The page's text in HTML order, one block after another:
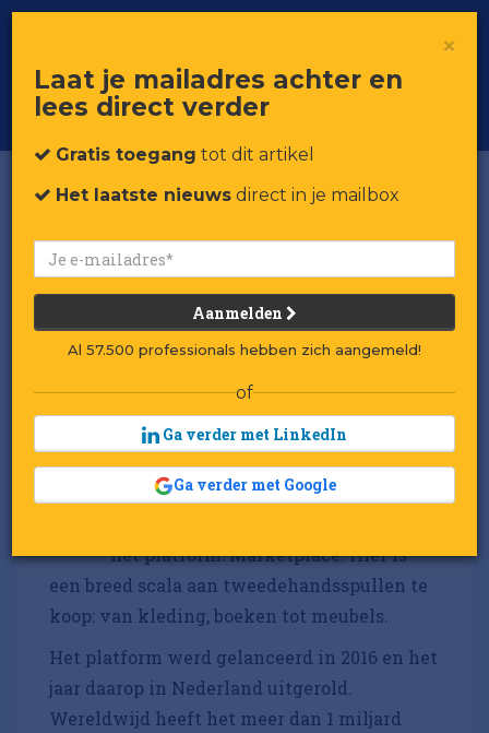
Voor professionals in retail & brands
Toggle
Video: Hoe Facebook
Marketplace eBay
overtreft
Door:Savannah Borst
Laatst gewijzigd: 13 maart 2025 om 15:55
H oewel de jongere generatie steeds
minder vaak op Facebook te vinden
het platform: Marketplace. Hier is
een breed scala aan tweedehandsspullen te
koop: van kleding, boeken tot meubels.
Het platform werd gelanceerd in 2016 en het
jaar daarop in Nederland uitgerold.
Wereldwijd heeft het meer dan 1 miljard
×
Laat je mailadres achter en
lees direct verder
Gratis toegang tot dit artikel
Het laatste nieuws direct in je mailbox
Aanmelden
Al 57.500 professionals hebben zich aangemeld!
of
Ga verder met LinkedIn
Ga verder met Google